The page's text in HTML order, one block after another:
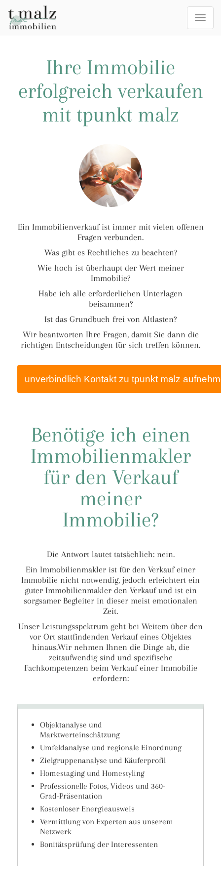
Ihre Immobilie
erfolgreich verkaufen
mit tpunkt malz
Ein Immobilienverkauf ist immer mit vielen offenen
Fragen verbunden.
Was gibt es Rechtliches zu beachten?
Wie hoch ist überhaupt der Wert meiner
Immobilie?
Habe ich alle erforderlichen Unterlagen
beisammen?
Ist das Grundbuch frei von Altlasten?
Wir beantworten Ihre Fragen, damit Sie dann die
richtigen Entscheidungen für sich treffen können.
unverbindlich Kontakt zu tpunkt malz
Benötige ich einen
Immobilienmakler
für den Verkauf
meiner
Immobilie?
Die Antwort lautet tatsächlich: nein.
Ein Immobilienmakler ist für den Verkauf einer
Immobilie nicht notwendig, jedoch erleichtert ein
guter Immobilienmakler den Verkauf und ist ein
sorgsamer Begleiter in dieser meist emotionalen
Zeit.
Unser Leistungsspektrum geht bei Weitem über den
vor Ort stattfindenden Verkauf eines Objektes
hinaus.Wir nehmen Ihnen die Dinge ab, die
zeitaufwendig sind und spezifische
Fachkompetenzen beim Verkauf einer Immobilie
erfordern:
Objektanalyse und
Marktwerteinschätzung
Umfeldanalyse und regionale Einordnung
Zielgruppenanalyse und Käuferprofil
Homestaging und Homestyling
Professionelle Fotos, Videos und 360-
Grad-Präsentation
Kostenloser Energieausweis
Vermittlung von Experten aus unserem
Netzwerk
Bonitätsprüfung der Interessenten